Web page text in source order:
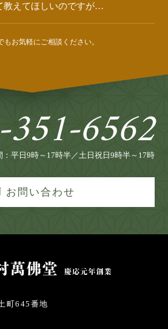
教えてほしいのですが…
お気軽にご相談ください。
6562
：平日9時～17時半／土日祝日9時半～17時
お問い合わせ
町645番地